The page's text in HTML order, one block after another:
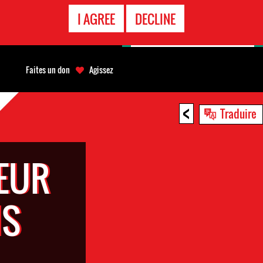
I AGREE DECLINE
< Traduire
Faites un don Agissez
D'URGENCE